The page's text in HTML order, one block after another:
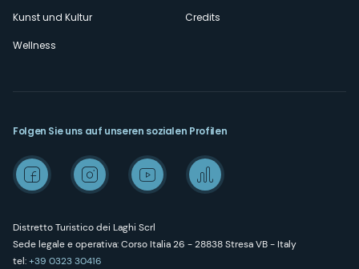
Kunst und Kultur
Wellness
Credits
Distretto Turistico dei Laghi Scrl
Sede legale e operativa: Corso Italia 26 - 28838 Stresa VB - Italy
tel:+39 0323 30416
Folgen Sie uns auf unseren sozialen Profilen